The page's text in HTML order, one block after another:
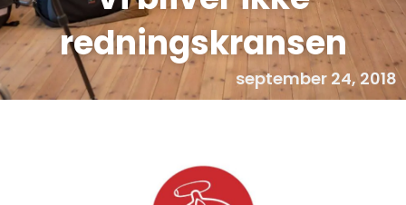
redningskransen
september 24, 2018